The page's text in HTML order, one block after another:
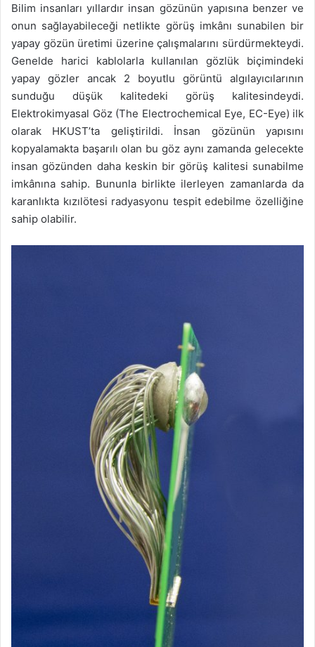
Bilim insanları yıllardır insan gözünün yapısına benzer ve
onun sağlayabileceği netlikte görüş imkânı sunabilen bir
yapay gözün üretimi üzerine çalışmalarını sürdürmekteydi.
Genelde harici kablolarla kullanılan gözlük biçimindeki
yapay gözler ancak 2 boyutlu görüntü algılayıcılarının
sunduğu düşük kalitedeki görüş kalitesindeydi.
Elektrokimyasal Göz (The Electrochemical Eye, EC-Eye) ilk
olarak HKUST’ta geliştirildi. İnsan gözünün yapısını
kopyalamakta başarılı olan bu göz aynı zamanda gelecekte
insan gözünden daha keskin bir görüş kalitesi sunabilme
imkânına sahip. Bununla birlikte ilerleyen zamanlarda da
karanlıkta kızılötesi radyasyonu tespit edebilme özelliğine
sahip olabilir.